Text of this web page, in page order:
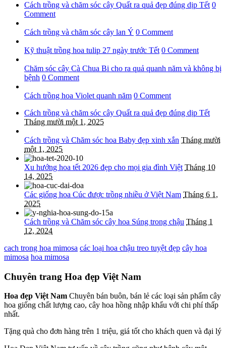
Cách trồng và chăm sóc cây Quất ra quả đẹp đúng dịp Tết 0
Comment
Cách trồng và chăm sóc cây lan Ý 0 Comment
Kỹ thuật trồng hoa tulip 27 ngày trước Tết 0 Comment
Chăm sóc cây Cà Chua Bi cho ra quả quanh năm và không bị
bệnh 0 Comment
Cách trồng hoa Violet quanh năm 0 Comment
Cách trồng và chăm sóc cây Quất ra quả đẹp đúng dịp Tết
Tháng mười một 1, 2025
Cách trồng và Chăm sóc hoa Baby đẹp xinh xắn Tháng mười
một 1, 2025
Xu hướng hoa tết 2026 đẹp cho mọi gia đình Việt Tháng 10
14, 2025
Các giống hoa Cúc được trồng nhiều ở Việt Nam Tháng 6 1,
2025
Cách trồng và Chăm sóc cây hoa Súng trong chậu Tháng 1
12, 2024
cach trong hoa mimosa các loại hoa chậu treo tuyệt đẹp cây hoa
mimosa hoa mimosa
Chuyên trang Hoa đẹp Việt Nam
Hoa đẹp Việt Nam Chuyên bán buôn, bán lẻ các loại sản phẩm cây
hoa giống chất lượng cao, cây hoa hồng nhập khẩu với chi phí thấp
nhất.
Tặng quà cho đơn hàng trên 1 triệu, giá tốt cho khách quen và đại lý